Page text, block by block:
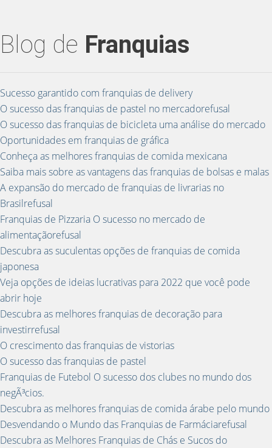
Blog de Franquias
Sucesso garantido com franquias de delivery
O sucesso das franquias de pastel no mercadorefusal
O sucesso das franquias de bicicleta uma análise do mercado
Oportunidades em franquias de gráfica
Conheça as melhores franquias de comida mexicana
Saiba mais sobre as vantagens das franquias de bolsas e malas
A expansão do mercado de franquias de livrarias no
Brasilrefusal
Franquias de Pizzaria O sucesso no mercado de
alimentaçãorefusal
Descubra as suculentas opções de franquias de comida
japonesa
Veja opções de ideias lucrativas para 2022 que você pode
abrir hoje
Descubra as melhores franquias de decoração para
investirrefusal
O crescimento das franquias de vistorias
O sucesso das franquias de pastel
Franquias de Futebol O sucesso dos clubes no mundo dos
negÃ³cios.
Descubra as melhores franquias de comida árabe pelo mundo
Desvendando o Mundo das Franquias de Farmáciarefusal
Descubra as Melhores Franquias de Chás e Sucos do